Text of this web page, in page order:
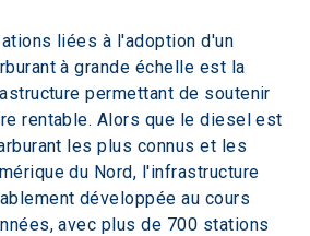
liées à l'adoption d'un
à grande échelle est la
permettant de soutenir
rentable. Alors que le diesel est
les plus connus et les
du Nord, l'infrastructure
développée au cours
avec plus de 700 stations